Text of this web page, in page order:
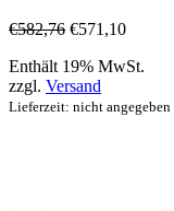
€582,76 €571,10
Enthält 19% MwSt.
zzgl. Versand
Lieferzeit: nicht angegeben